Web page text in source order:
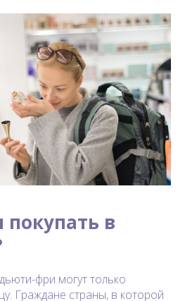
покупать в
фри могут только
Граждане страны, в которой